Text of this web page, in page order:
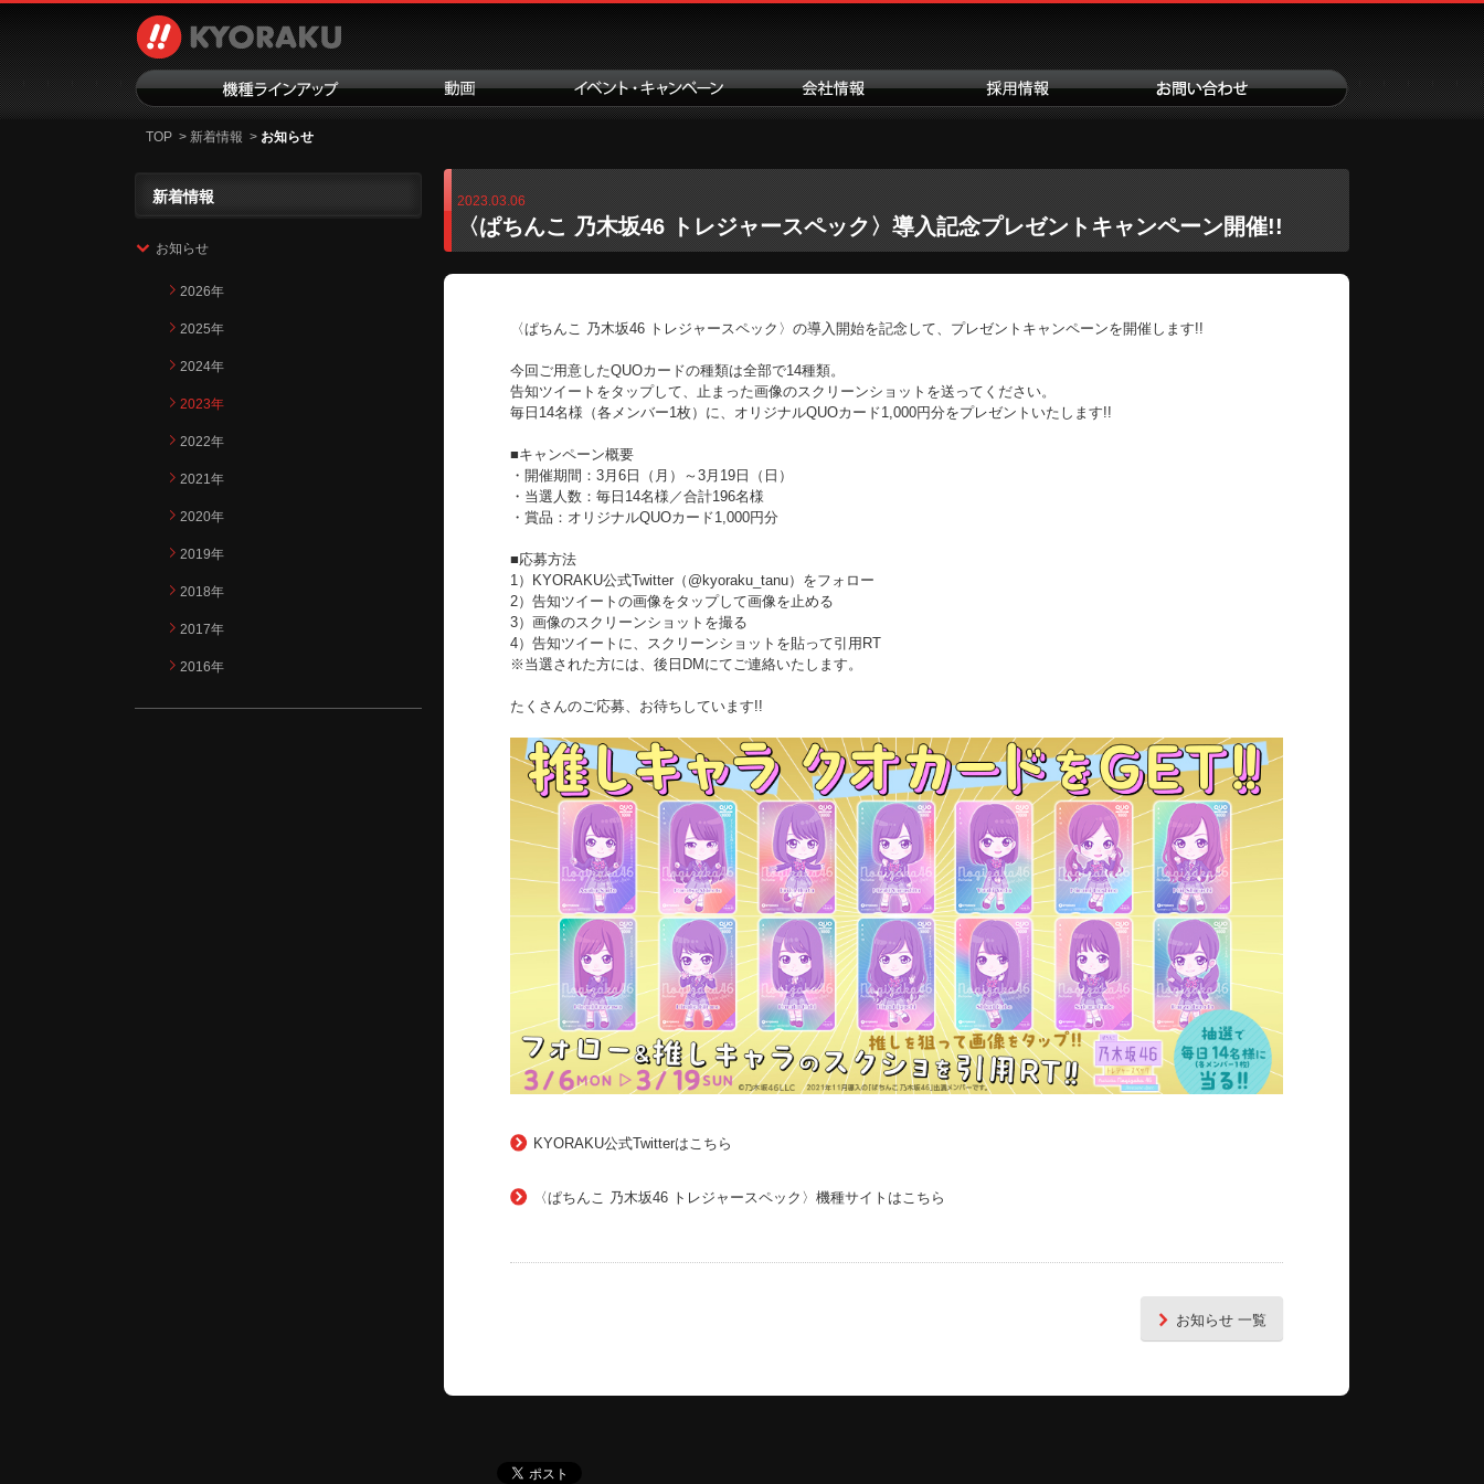
TOP > 新着情報 > お知らせ
新着情報
お知らせ
2026年
2025年
2024年
2023年
2022年
2021年
2020年
2019年
2018年
2017年
2016年
2023.03.06
〈ぱちんこ 乃木坂46 トレジャースペック〉導入記念プレゼントキャンペーン開催!!
〈ぱちんこ 乃木坂46 トレジャースペック〉の導入開始を記念して、プレゼントキャンペーンを開催します!!
今回ご用意したQUOカードの種類は全部で14種類。
告知ツイートをタップして、止まった画像のスクリーンショットを送ってください。
毎日14名様（各メンバー1枚）に、オリジナルQUOカード1,000円分をプレゼントいたします!!
■キャンペーン概要
・開催期間：3月6日（月）～3月19日（日）
・当選人数：毎日14名様／合計196名様
・賞品：オリジナルQUOカード1,000円分
■応募方法
1）KYORAKU公式Twitter（@kyoraku_tanu）をフォロー
2）告知ツイートの画像をタップして画像を止める
3）画像のスクリーンショットを撮る
4）告知ツイートに、スクリーンショットを貼って引用RT
※当選された方には、後日DMにてご連絡いたします。
たくさんのご応募、お待ちしています!!
KYORAKU公式Twitterはこちら
〈ぱちんこ 乃木坂46 トレジャースペック〉機種サイトはこちら
お知らせ 一覧